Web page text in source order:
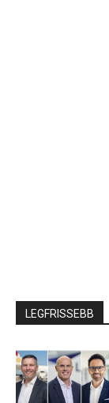
LEGFRISSEBB